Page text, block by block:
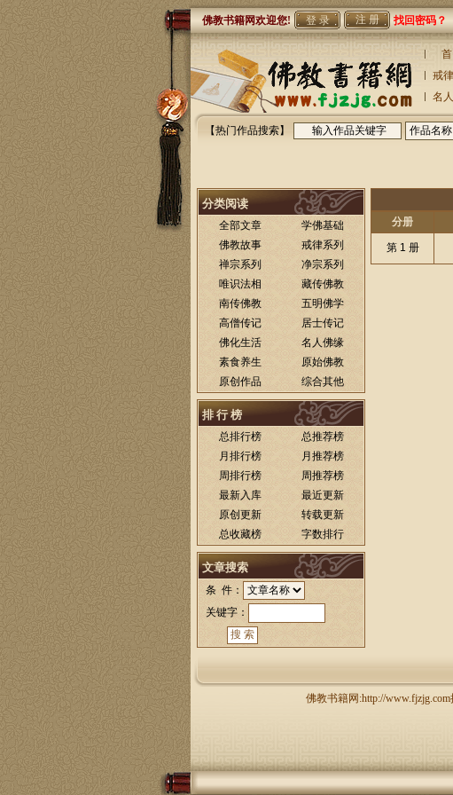
佛教书籍网欢迎您! 注 册 找回密码？
戒
名
【热门作品搜索】
分类阅读
全部文章
学佛基础
佛教故事
戒律系列
禅宗系列
净宗系列
唯识法相
藏传佛教
南传佛教
五明佛学
高僧传记
居士传记
佛化生活
名人佛缘
素食养生
原始佛教
原创作品
综合其他
排 行 榜
总排行榜
总推荐榜
月排行榜
月推荐榜
周排行榜
周推荐榜
最新入库
最近更新
原创更新
转载更新
总收藏榜
字数排行
文章搜索
条 件：
关键字：
分册
第 1 册
佛教书籍网:http://